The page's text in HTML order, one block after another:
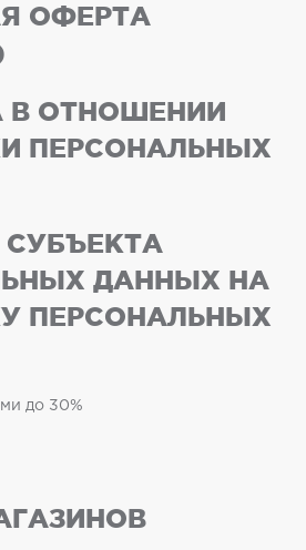
ОФЕРТА
В ОТНОШЕНИИ
ПЕРСОНАЛЬНЫХ
ДАННЫХ НА
ПЕРСОНАЛЬНЫХ
до 30%